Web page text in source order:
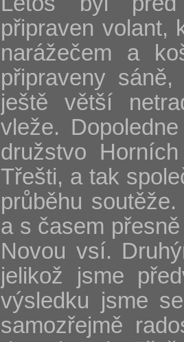
připraven volant,
narážečem a
připraveny
ještě větší
vleže.
družstvo
Třešti, a tak
průběhu
a s časem
Novou vsí.
jelikož jsme
výsledku jsme
samozřejmě